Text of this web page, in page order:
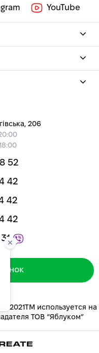
YouTube
206
52
42
42
42
2021ТМ используется на
ТОВ “Яблуком”